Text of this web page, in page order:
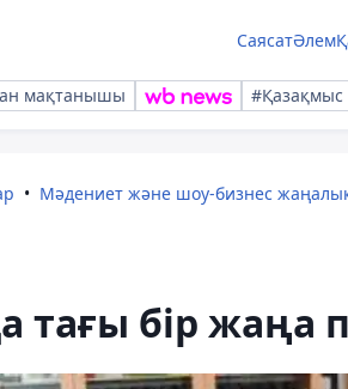
СаясатӘлем
мақтанышы #Қазақмыс
Мәдениет және шоу-бизнес
тағы бір жаңа